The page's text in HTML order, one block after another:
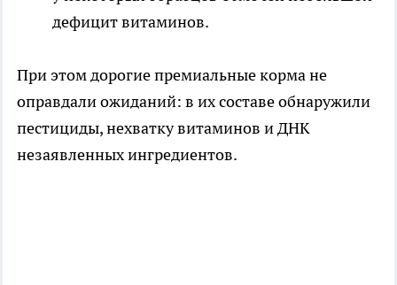
дефицит витаминов.
При этом дорогие премиальные корма не
оправдали ожиданий: в их составе обнаружили
пестициды, нехватку витаминов и ДНК
незаявленных ингредиентов.